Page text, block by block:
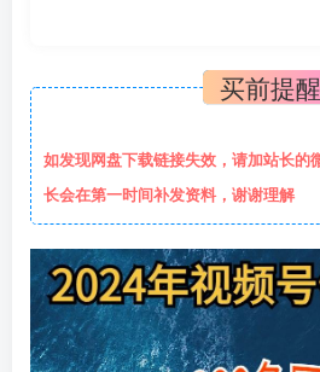
买前提醒
如发现网盘下载链接失效，请加站长的
长会在第一时间补发资料，谢谢理解